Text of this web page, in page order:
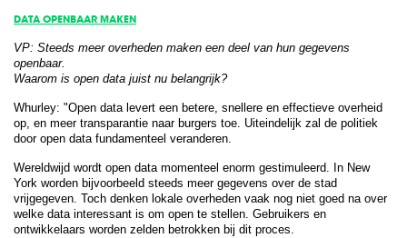
DATA OPENBAAR MAKEN
VP: Steeds meer overheden maken een deel van hun gegevens
openbaar.
Waarom is open data juist nu belangrijk?
Whurley: "Open data levert een betere, snellere en effectieve overheid
op, en meer transparantie naar burgers toe. Uiteindelijk zal de politiek
door open data fundamenteel veranderen.
Wereldwijd wordt open data momenteel enorm gestimuleerd. In New
York worden bijvoorbeeld steeds meer gegevens over de stad
vrijgegeven. Toch denken lokale overheden vaak nog niet goed na over
welke data interessant is om open te stellen. Gebruikers en
ontwikkelaars worden zelden betrokken bij dit proces.